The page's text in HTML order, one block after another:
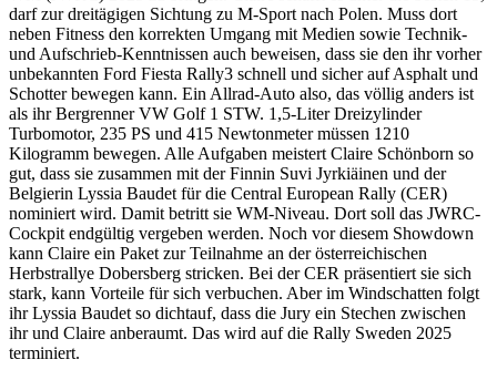
darf zur dreitägigen Sichtung zu M-Sport nach Polen. Muss dort
neben Fitness den korrekten Umgang mit Medien sowie Technik-
und Aufschrieb-Kenntnissen auch beweisen, dass sie den ihr vorher
unbekannten Ford Fiesta Rally3 schnell und sicher auf Asphalt und
Schotter bewegen kann. Ein Allrad-Auto also, das völlig anders ist
als ihr Bergrenner VW Golf 1 STW. 1,5-Liter Dreizylinder
Turbomotor, 235 PS und 415 Newtonmeter müssen 1210
Kilogramm bewegen. Alle Aufgaben meistert Claire Schönborn so
gut, dass sie zusammen mit der Finnin Suvi Jyrkiäinen und der
Belgierin Lyssia Baudet für die Central European Rally (CER)
nominiert wird. Damit betritt sie WM-Niveau. Dort soll das JWRC-
Cockpit endgültig vergeben werden. Noch vor diesem Showdown
kann Claire ein Paket zur Teilnahme an der österreichischen
Herbstrallye Dobersberg stricken. Bei der CER präsentiert sie sich
stark, kann Vorteile für sich verbuchen. Aber im Windschatten folgt
ihr Lyssia Baudet so dichtauf, dass die Jury ein Stechen zwischen
ihr und Claire anberaumt. Das wird auf die Rally Sweden 2025
terminiert.